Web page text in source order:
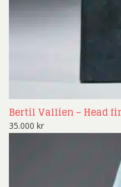
Bertil Vallien – Head
35.000 kr